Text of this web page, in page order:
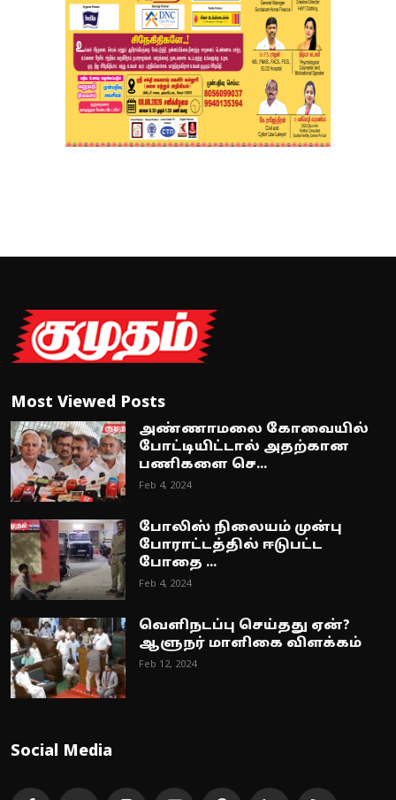
Most Viewed Posts
அண்ணாமலை கோவையில்
போட்டியிட்டால் அதற்கான
பணிகளை செ...
Feb 4, 2024
போலிஸ் நிலையம் முன்பு
போராட்டத்தில் ஈடுபட்ட
போதை ...
Feb 4, 2024
வெளிநடப்பு செய்தது ஏன்?
ஆளுநர் மாளிகை விளக்கம்
Feb 12, 2024
Social Media